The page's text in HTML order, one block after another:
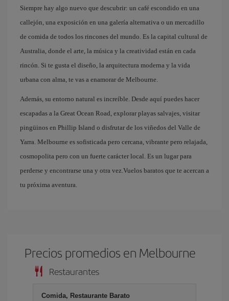
Siempre hay algo nuevo que descubrir: un café escondido en una
callejón, una exposición en una galería alternativa o un mercadillo
de comida de todos los rincones del mundo. Es la capital cultural de
Australia, donde el arte, la música y la creatividad están en cada
rincón. Si te gusta el diseño, la arquitectura moderna y la vida
urbana con alma, te vas a enamorar de Melbourne.
Además, su entorno natural es increíble. Desde aquí puedes hacer
escapadas a la Great Ocean Road, explorar playas salvajes, visitar
pingüinos en Phillip Island o disfrutar de los viñedos del Valle de
Yarra. Melbourne es sofisticada pero cercana, vibrante pero relajada,
cosmopolita pero con un fuerte carácter local. Es un lugar para
perderse y encontrarse una y otra vez.Vuelos baratos que te acercan a
tu próxima aventura.
Precios promedios en Melbourne
Restaurantes
Comida, Restaurante Barato